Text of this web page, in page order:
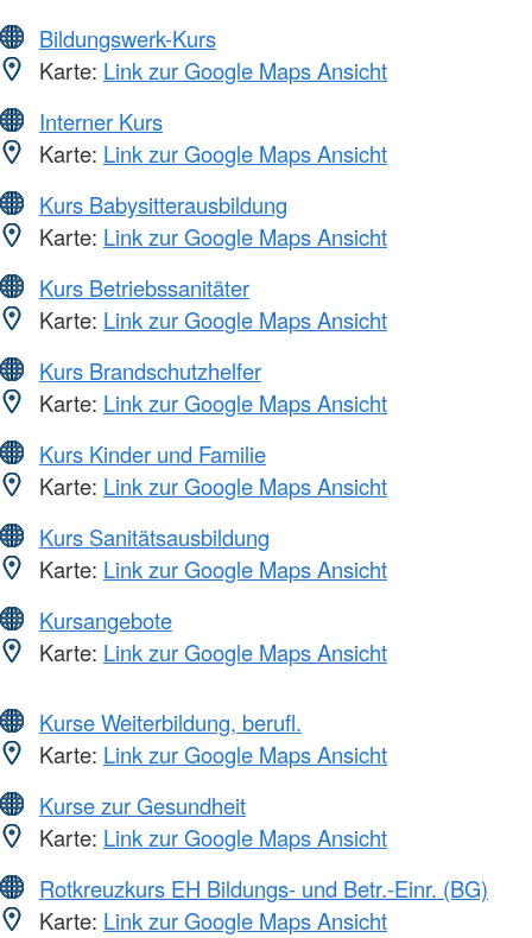
Bildungswerk-Kurs
Karte: Link zur Google Maps Ansicht
Interner Kurs
Karte: Link zur Google Maps Ansicht
Kurs Babysitterausbildung
Karte: Link zur Google Maps Ansicht
Kurs Betriebssanitäter
Karte: Link zur Google Maps Ansicht
Kurs Brandschutzhelfer
Karte: Link zur Google Maps Ansicht
Kurs Kinder und Familie
Karte: Link zur Google Maps Ansicht
Kurs Sanitätsausbildung
Karte: Link zur Google Maps Ansicht
Kursangebote
Karte: Link zur Google Maps Ansicht
Kurse Weiterbildung, berufl.
Karte: Link zur Google Maps Ansicht
Kurse zur Gesundheit
Karte: Link zur Google Maps Ansicht
Rotkreuzkurs EH Bildungs- und Betr.-Einr. (BG)
Karte: Link zur Google Maps Ansicht